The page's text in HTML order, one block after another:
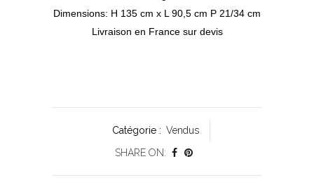
Dimensions: H 135 cm x L 90,5 cm P 21/34 cm
Livraison en France sur devis
Catégorie : Vendus
SHARE ON: